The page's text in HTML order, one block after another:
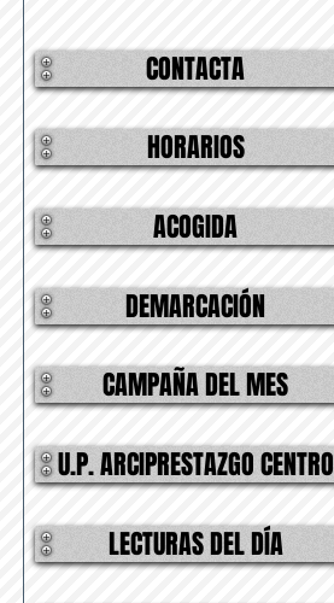
ACOGIDA
CAMPAÑA DEL MES
U.P. ARCIPRESTAZGO CENTRO
CONTACTA
HORARIOS
DEMARCACIÓN
LECTURAS DEL DÍA